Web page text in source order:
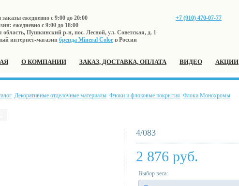
ежедневно с 9:00 до 20:00
ежедневно с 9:00 до 18:00
область, Пушкинский р-н, пос. Лесной, ул. Советская, д. 1
интернет-магазин бренда Mineral Color в России
+7 (910) 470-07-77
О КОМПАНИИ ЗАКАЗ, ДОСТАВКА, ОПЛАТА ВИДЕО АКЦИИ
Декоративные отделочные материалы Флоки и флоковые покрытия Флоки Монохромы
4/083
2 876 руб.
Выбор веса: